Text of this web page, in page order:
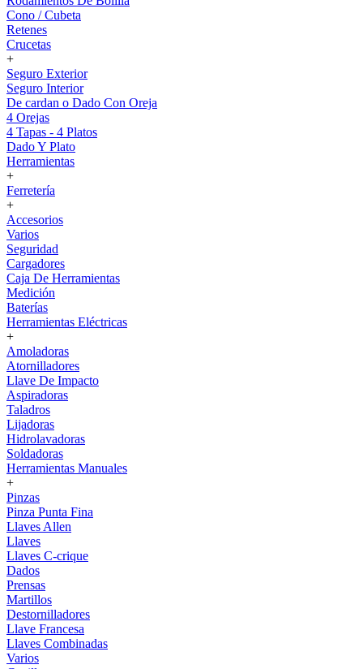
Cono / Cubeta
Retenes
Crucetas
+
Seguro Exterior
Seguro Interior
De cardan o Dado Con Oreja
4 Orejas
4 Tapas - 4 Platos
Dado Y Plato
Herramientas
+
Ferretería
+
Accesorios
Varios
Seguridad
Cargadores
Caja De Herramientas
Medición
Baterías
Herramientas Eléctricas
+
Amoladoras
Atornilladores
Llave De Impacto
Aspiradoras
Taladros
Lijadoras
Hidrolavadoras
Soldadoras
Herramientas Manuales
+
Pinzas
Pinza Punta Fina
Llaves Allen
Llaves
Llaves C-crique
Dados
Prensas
Martillos
Destornilladores
Llave Francesa
Llaves Combinadas
Varios